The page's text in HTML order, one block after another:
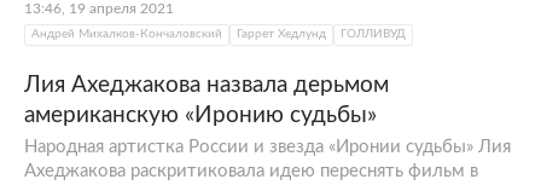
13:46, 19 апреля 2021
Андрей Михалков-Кончаловский Гаррет Хедлунд ГОЛЛИВУД
Лия Ахеджакова назвала дерьмом
американскую «Иронию судьбы»
Народная артистка России и звезда «Иронии судьбы» Лия
Ахеджакова раскритиковала идею переснять фильм в